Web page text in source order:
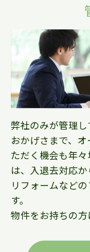
弊社のみが管理し
おかげさまで、
ただく機会も年
は、入退去対応
リフォームなど
す。
物件をお持ちの方